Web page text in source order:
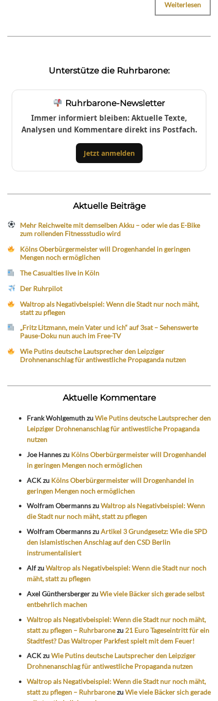
Weiterlesen
Unterstütze die Ruhrbarone:
Ruhrbarone-Newsletter
Immer informiert bleiben: Aktuelle Texte,
Analysen und Kommentare direkt ins Postfach.
Jetzt anmelden
Aktuelle Beiträge
Mehr Reichweite mit demselben Akku – oder wie das E-Bike
zum rollenden Fitnessstudio wird
Kölns Oberbürgermeister will Drogenhandel in geringen
Mengen noch ermöglichen
The Casualties live in Köln
Der Ruhrpilot
Waltrop als Negativbeispiel: Wenn die Stadt nur noch mäht,
statt zu pflegen
„Fritz Litzmann, mein Vater und ich“ auf 3sat – Sehenswerte
Pause-Doku nun auch im Free-TV
Wie Putins deutsche Lautsprecher den Leipziger
Drohnenanschlag für antiwestliche Propaganda nutzen
Aktuelle Kommentare
Frank WohlgemuthzuWie Putins deutsche Lautsprecher den
Leipziger Drohnenanschlag für antiwestliche Propaganda
nutzen
Joe Hanneszu Kölns Oberbürgermeister will Drogenhandel
in geringen Mengen noch ermöglichen
ACKzu Kölns Oberbürgermeister will Drogenhandel in
geringen Mengen noch ermöglichen
Wolfram ObermannszuWaltrop als Negativbeispiel: Wenn
die Stadt nur noch mäht, statt zu pflegen
Wolfram ObermannszuArtikel 3 Grundgesetz: Wie die SPD
den islamistischen Anschlag auf den CSD Berlin
instrumentalisiert
AlfzuWaltrop als Negativbeispiel: Wenn die Stadt nur noch
mäht, statt zu pflegen
Axel GünthersbergerzuWie viele Bäcker sich gerade selbst
entbehrlich machen
Waltrop als Negativbeispiel: Wenn die Stadt nur noch mäht,
statt zu pflegen – Ruhrbaronezu 21 Euro Tageseintritt für ein
Stadtfest? Das Waltroper Parkfest spielt mit dem Feuer!
ACKzuWie Putins deutsche Lautsprecher den Leipziger
Drohnenanschlag für antiwestliche Propaganda nutzen
Waltrop als Negativbeispiel: Wenn die Stadt nur noch mäht,
statt zu pflegen – RuhrbaronezuWie viele Bäcker sich gerade